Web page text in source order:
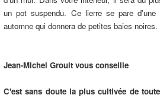
un pot suspendu. Ce lierre se pare
automne qui donnera de petites baies noires.
Jean-Michel Groult vous conseille
C'est sans doute la plus cultivée de